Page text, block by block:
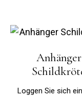
Anhänger
Loggen Sie sich